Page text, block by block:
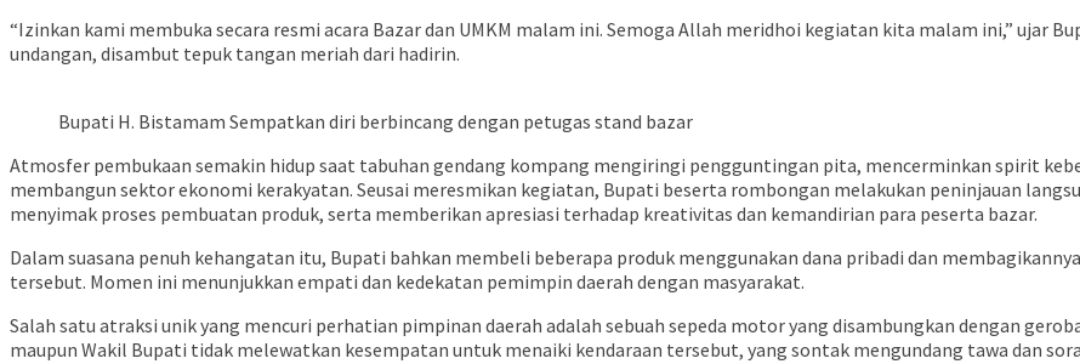
“Izinkan kami membuka secara resmi acara Bazar dan UMKM malam ini. Semoga Allah meridhoi kegiatan kita malam ini,” ujar
undangan, disambut tepuk tangan meriah dari hadirin.
Bupati H. Bistamam Sempatkan diri berbincang dengan petugas stand bazar
Atmosfer pembukaan semakin hidup saat tabuhan gendang kompang mengiringi pengguntingan pita, mencerminkan spirit
membangun sektor ekonomi kerakyatan. Seusai meresmikan kegiatan, Bupati beserta rombongan melakukan peninjauan
menyimak proses pembuatan produk, serta memberikan apresiasi terhadap kreativitas dan kemandirian para peserta bazar.
Dalam suasana penuh kehangatan itu, Bupati bahkan membeli beberapa produk menggunakan dana pribadi dan
tersebut. Momen ini menunjukkan empati dan kedekatan pemimpin daerah dengan masyarakat.
Salah satu atraksi unik yang mencuri perhatian pimpinan daerah adalah sebuah sepeda motor yang disambungkan dengan
maupun Wakil Bupati tidak melewatkan kesempatan untuk menaiki kendaraan tersebut, yang sontak mengundang tawa dan